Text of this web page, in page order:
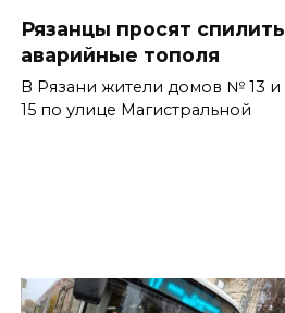
Рязанцы просят спилить
аварийные тополя
В Рязани жители домов № 13 и
15 по улице Магистральной